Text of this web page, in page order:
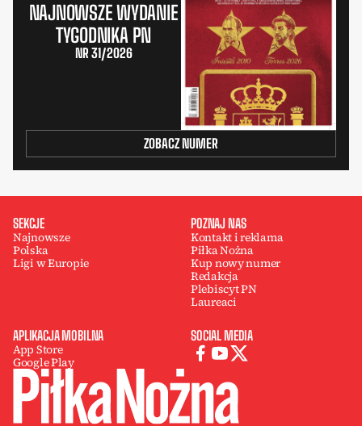
NAJNOWSZE WYDANIE
TYGODNIKA PN
NR 31/2026
ZOBACZ NUMER
SEKCJE
Najnowsze
Polska
Ligi w Europie
POZNAJ NAS
Kontakt i reklama
Piłka Nożna
Kup nowy numer
Redakcja
Plebiscyt PN
Laureaci
APLIKACJA MOBILNA
App Store
Google Play
SOCIAL MEDIA